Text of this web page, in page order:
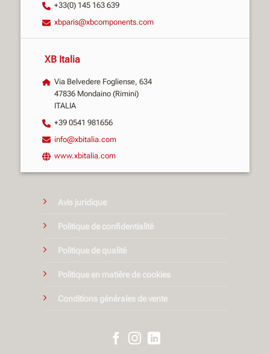
+33(0) 145 163 639
xbparis@xbcomponents.com
XB Italia
Via Belvedere Fogliense, 634
47836 Mondaino (Rimini)
ITALIA
+39 0541 981656
info@xbitalia.com
www.xbitalia.com
Avis juridique
Politique de confidentialité
Politique de qualité
Politique en matière de cookies
Conditions générales de vente